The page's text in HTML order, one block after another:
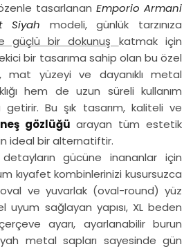
tasarlanan Emporio Armani
Siyah modeli, günlük tarzınıza
güçlü bir dokunuş katmak için
bir tasarıma sahip olan bu özel
mat yüzeyi ve dayanıklı metal
hem de uzun süreli kullanım
Bu şık tasarım, kaliteli ve
gözlüğü arayan tüm estetik
ideal bir alternatiftir.
gücüne inananlar için
kıyafet kombinlerinizi kusursuzca
ve yuvarlak (oval-round) yüz
uyum sağlayan yapısı, XL beden
ayarı, ayarlanabilir burun
metal sapları sayesinde gün